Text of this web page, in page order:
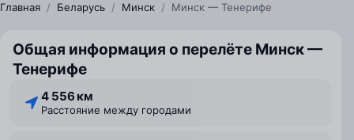
Главная / Беларусь / Минск / Минск — Тенерифе
Общая информация о перелёте Минск —
Тенерифе
4 556 км
Расстояние между городами